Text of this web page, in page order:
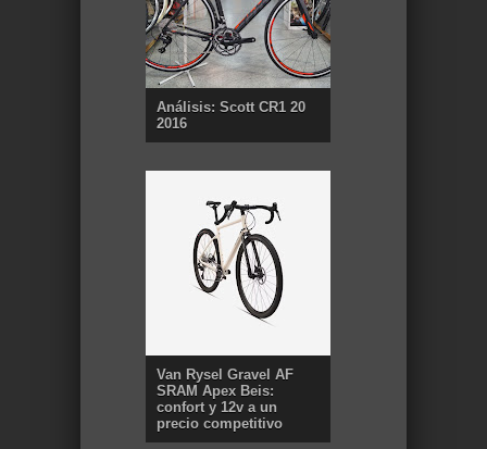
Análisis: Scott CR1 20
2016
Van Rysel Gravel AF
SRAM Apex Beis:
confort y 12v a un
precio competitivo